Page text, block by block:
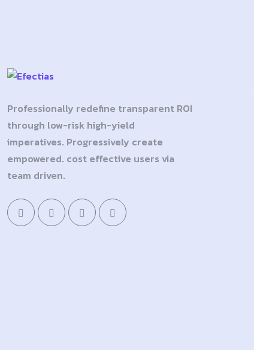
Professionally redefine transparent ROI
through low-risk high-yield
imperatives. Progressively create
empowered. cost effective users via
team driven.